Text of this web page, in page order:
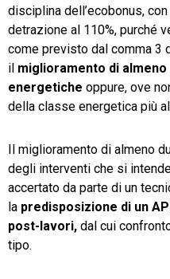
disciplina dell’ecobonus,
detrazione al 110%, purché
come previsto dal comma 3
il miglioramento di
energetiche oppure, ove
della classe energetica più
Il miglioramento di almeno
degli interventi che si
accertato da parte di un
la predisposizione di un
post-lavori, dal cui
tipo.